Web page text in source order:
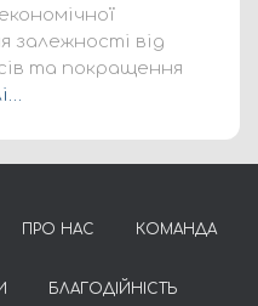
залежності від
та покращення
ПРО НАС КОМАНДА
БЛАГОДІЙНІСТЬ